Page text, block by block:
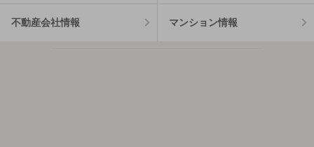
不動産会社情報 マンション情報